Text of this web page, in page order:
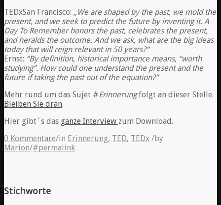
TEDxSan Francisco: „We are shaped by the past, we mold the
present, and we seek to predict the future by inventing it. A
Day To Remember honors the past, celebrates the present,
and heralds the outcome. And we ask, what are the big ideas
today that will reign relevant in 50 years?“
Ernst: “By definition, historical importance means, “worth
studying”. How could one understand the present and the
future if taking the past out of the equation?”
Mehr rund um das Sujet #Erinnerungfolgt an dieser Stelle.
Bleiben Sie dran.
Hier gibt´s das ganze Interview zum Download.
0 Kommentare/in Erinnerung, TED, TEDx /by
Marion/#permalink
Stichworte